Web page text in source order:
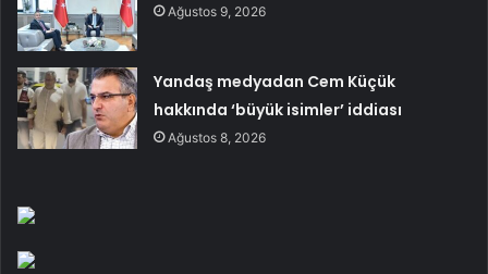
Ağustos 9, 2026
Yandaş medyadan Cem Küçük
hakkında ‘büyük isimler’ iddiası
Ağustos 8, 2026